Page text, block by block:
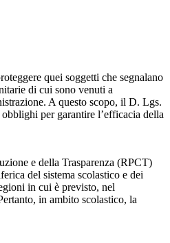
quei soggetti che segnalano
di cui sono venuti a
A questo scopo, il D. Lgs.
per garantire l’efficacia della
e della Trasparenza (RPCT)
del sistema scolastico e dei
in cui è previsto, nel
in ambito scolastico, la